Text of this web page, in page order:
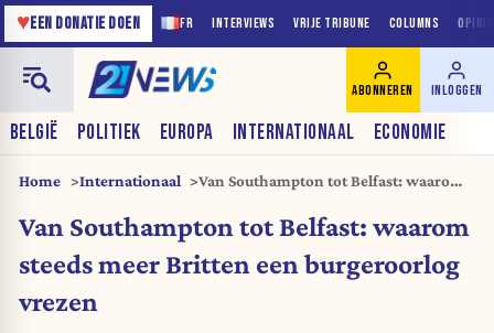
FR INTERVIEWS VRIJE TRIBUNE COLUMNS
♥EEN DONATIE DOEN
BELGIË POLITIEK EUROPA INTERNATIONAAL ECONOMIE
ABONNEREN INLOGGEN
Home Internationaal
Van Southampton tot Belfast: waarom
vrezen
Van Southampton tot Belfast: waarom
steeds meer Britten een burgeroorlog
vrezen